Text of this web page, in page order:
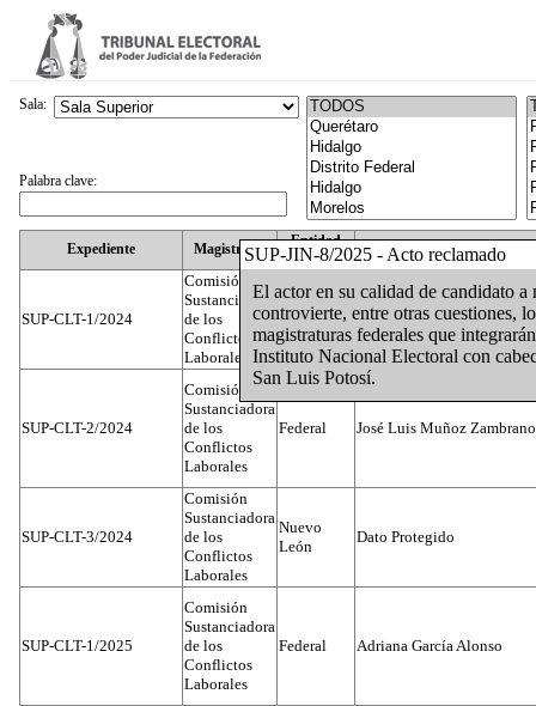
SUP-JIN-8/2025 - Acto reclamado
El actor en su calidad de candidato
controvierte, entre otras cuestiones,
magistraturas federales que
Instituto Nacional Electoral con
San Luis Potosí.
Expediente Magistrado
Entidad
Federativa
SUP-CLT-1/2024
Comisión
Sustanciadora
de los
Conflictos
Laborales
Federal Juan José Serrato Velasco
SUP-CLT-2/2024
Comisión
Sustanciadora
de los
Conflictos
Laborales
Federal José Luis Muñoz Zambrano
SUP-CLT-3/2024
Comisión
Sustanciadora
de los
Conflictos
Laborales
Nuevo
León
Dato Protegido
SUP-CLT-1/2025
Comisión
Sustanciadora
de los
Conflictos
Laborales
Federal Adriana García Alonso
Sala:
Palabra clave: